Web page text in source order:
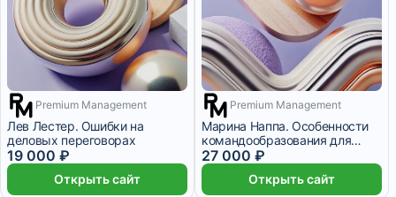
2 месяцаPremium Management
Лев Лестер. Ошибки на
деловых переговорах
19 000 ₽
Открыть сайт
3 месяцаPremium Management
Марина Наппа. Особенности
командообразования для
руководителей
27 000 ₽
Открыть сайт